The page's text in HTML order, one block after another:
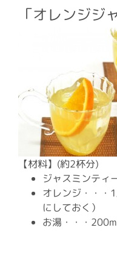
「オレンジジ
【材料】(約2杯分)
ジャスミンティ
オレンジ・・・
にしておく）
お湯・・・